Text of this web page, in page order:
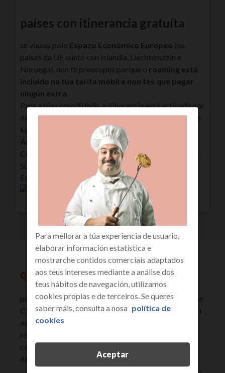
países con itinerancia gratuíta
se viaxas polo Espazo Económico Europeo (os
países da UE xunto con Islandia, Liechtenstein e
Noruega), non te preocupes porque o roaming está
incluído na túa tarifa móbil e non tes que pagar
ningún extra.
Para a túa comodidade, a itinerancia está activada por
defecto nos países onde é gratuíta. Se viaxas a outros
lugares, debes activar o Roaming na túa liña na túa
Área de Clientes.
Coidado porque aínda que estudamos que Andorra e
Suíza son Europa, non están incluídas no Espazo
Económico Europeo.
que necesito saber?
activa a itinerancia no teu móbil.
podes activar ou desactivar o Roaming na túa Área de
Clientes, na APP ou chamando ao servizo de atención
ao cliente. Permítelle ter unha liña no estranxeiro e
recibir ou enviar chamadas e mensaxes. Ademais,
conectaráste a internet se activas a itinerancia de
datos na configuración do teu smartphone.
activa a itinerancia de datos no teu smartphone.
Para mellorar a túa experiencia de usuario,
elaborar información estatística e
mostrarche contidos comerciais adaptados
aos teus intereses mediante a análise dos
teus hábitos de navegación, utilizamos
cookies propias e de terceiros. Se queres
saber máis, consulta a nosa política de
cookies
Aceptar